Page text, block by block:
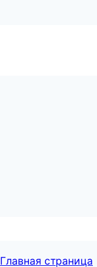
Главная страница